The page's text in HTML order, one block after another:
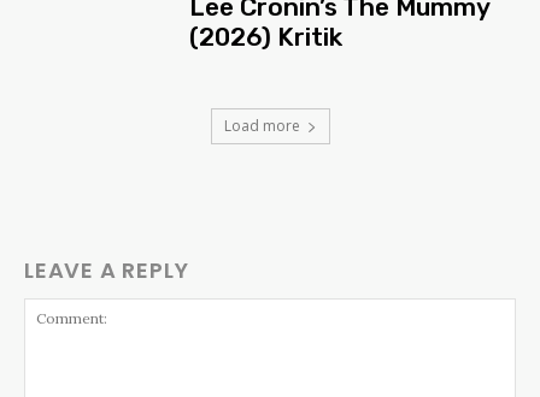
Lee Cronin’s The Mummy
(2026) Kritik
Load more
LEAVE A REPLY